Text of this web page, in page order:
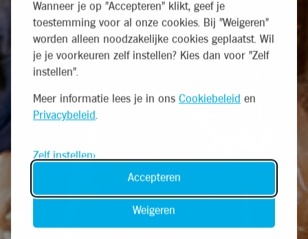
Wanneer je op "Accepteren" klikt, geef je
toestemming voor al onze cookies. Bij "Weigeren"
worden alleen noodzakelijke cookies geplaatst. Wil
je je voorkeuren zelf instellen? Kies dan voor "Zelf
instellen".
Meer informatie lees je in ons Cookiebeleid en
Privacybeleid.
Zelf instellen
Weigeren
Accepteren